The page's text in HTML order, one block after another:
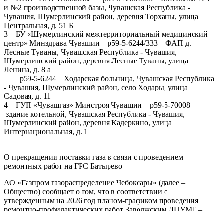
и №2 производственной базы, Чувашская Республика -
Чувашия, Шумерлинский район, деревня Торханы, улица
Центральная, д. 51 Б
3 БУ «Шумерлинский межтерриториальный медицинский
центр» Минздрава Чувашии р59-5-6244/333 ФАП д.
Лесные Туваны, Чувашская Республика - Чувашия,
Шумерлинский район, деревня Лесные Туваны, улица
Ленина, д. 8 а
р59-5-6244 Ходарская больница, Чувашская Республика
- Чувашия, Шумерлинский район, село Ходары, улица
Садовая, д. 11
4 ГУП «Чувашгаз» Минстроя Чувашии р59-5-70008
здание котельной, Чувашская Республика - Чувашия,
Шумерлинский район, деревня Кадеркино, улица
Интернациональная, д. 1
О прекращении поставки газа в связи с проведением
ремонтных работ на ГРС Батырево
АО «Газпром газораспределение Чебоксары» (далее –
Общество) сообщает о том, что в соответствии с
утвержденным на 2026 год планом-графиком проведения